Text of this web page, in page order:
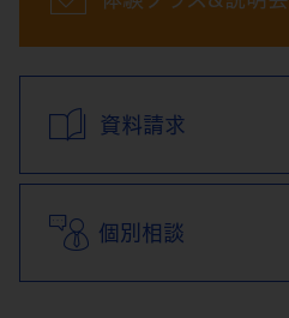
資料請求
個別相談